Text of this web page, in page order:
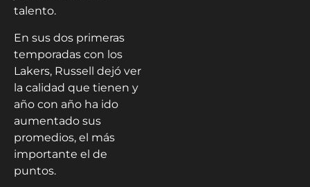
talento.
En sus dos primeras
temporadas con los
Lakers, Russell dejó ver
la calidad que tienen y
año con año ha ido
aumentado sus
promedios, el más
importante el de
puntos.